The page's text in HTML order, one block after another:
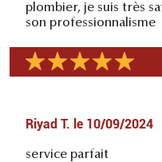
plombier, je suis très
son professionnalisme
Riyad T. le 10/09/2024
service parfait